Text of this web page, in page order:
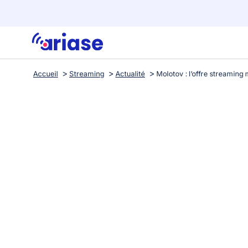
Accueil Streaming Actualité